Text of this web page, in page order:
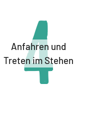
4
Anfahren und
Treten im Stehen